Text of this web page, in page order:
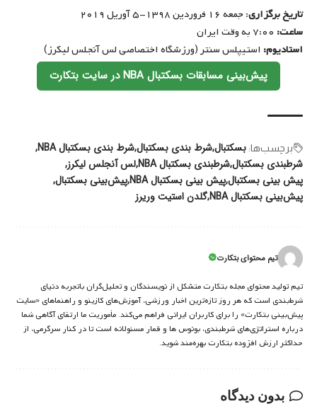
تاریخ برگزاری: جمعه ۱۶ فروردین ۱۳۹۸-۵ آوریل ۲۰۱۹
ساعت:
استادیوم:‌ استیپلس سنتر (ورزشگاه اختصاصی لس آنجلس لیکرز)
پیش‌بینی مسابقات بسکتبال NBA در سایت بتکارت
برچسب‌‌ها: بسکتبالشرط بندی بسکتبالشرط بندی بسکتبال NBA
شرطبندی بسکتبالشرطبندی بسکتبال NBA
لس آنجلس لیکرز
پیش بینی بسکتبالپیش بینی بسکتبال NBA
پیش‌بینی بسکتبال
پیش‌بینی بسکتبال NBA
گلدن استیت وریرز
تیم محتوای بتکارت
تیم تولید محتوای مجله بتکارت متشکل از نویسندگان و تحلیل‌گران باتجربه دنیای
شرط‌بندی است که هر روز تازه‌ترین اخبار ورزشی، آموزش‌های کازینو و راهنماهای «سایت
پیش‌بینی بتکارت» را برای کاربران ایرانی فراهم می‌کند. مأموریت ما ارتقای آگاهی شما
درباره استراتژی‌های شرطبندی، بونوس ها و قمار مسئولانه است تا در کنار سرگرمی، از
حداکثر ارزش افزوده بتکارت بهره‌مند شوید.
بدون دیدگاه